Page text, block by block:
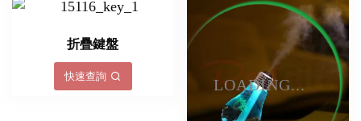
LOADING...
折疊鍵盤
快速查詢